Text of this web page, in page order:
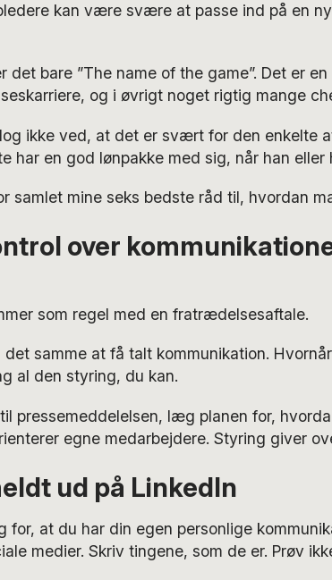
kan være svære at passe ind på en
det bare ”The name of the game”. Det er
og i øvrigt noget rigtig mange
ikke ved, at det er svært for den enkelte
har en god lønpakke med sig, når han eller
samlet mine seks bedste råd til, hvordan
over
som regel med en fratrædelsesaftale.
samme at få talt kommunikation.
al den styring, du kan.
pressemeddelelsen, læg planen for,
egne medarbejdere. Styring giver
ud på LinkedIn
for, at du har din egen personlige
medier. Skriv tingene, som de er. Prøv